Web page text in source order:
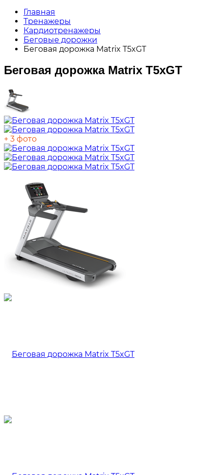
Главная
Тренажеры
Кардиотренажеры
Беговые дорожки
Беговая дорожка Matrix T5xGT
Беговая дорожка Matrix T5xGT
+ 3 фото